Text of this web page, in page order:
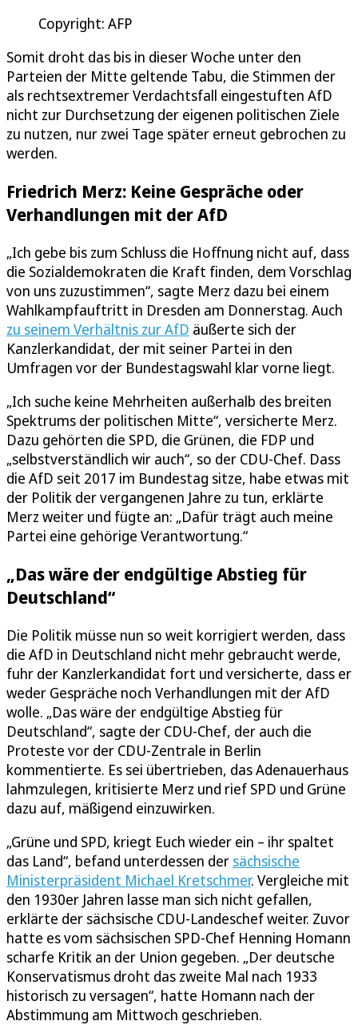
Copyright: AFP
Somit droht das bis in dieser Woche unter den
Parteien der Mitte geltende Tabu, die Stimmen der
als rechtsextremer Verdachtsfall eingestuften AfD
nicht zur Durchsetzung der eigenen politischen Ziele
zu nutzen, nur zwei Tage später erneut gebrochen zu
werden.
Friedrich Merz: Keine Gespräche oder
Verhandlungen mit der AfD
„Ich gebe bis zum Schluss die Hoffnung nicht auf, dass
die Sozialdemokraten die Kraft finden, dem Vorschlag
von uns zuzustimmen“, sagte Merz dazu bei einem
Wahlkampfauftritt in Dresden am Donnerstag. Auch
zu seinem Verhältnis zur AfD äußerte sich der
Kanzlerkandidat, der mit seiner Partei in den
Umfragen vor der Bundestagswahl klar vorne liegt.
„Ich suche keine Mehrheiten außerhalb des breiten
Spektrums der politischen Mitte“, versicherte Merz.
Dazu gehörten die SPD, die Grünen, die FDP und
„selbstverständlich wir auch“, so der CDU-Chef. Dass
die AfD seit 2017 im Bundestag sitze, habe etwas mit
der Politik der vergangenen Jahre zu tun, erklärte
Merz weiter und fügte an: „Dafür trägt auch meine
Partei eine gehörige Verantwortung.“
„Das wäre der endgültige Abstieg für
Deutschland“
Die Politik müsse nun so weit korrigiert werden, dass
die AfD in Deutschland nicht mehr gebraucht werde,
fuhr der Kanzlerkandidat fort und versicherte, dass er
weder Gespräche noch Verhandlungen mit der AfD
wolle. „Das wäre der endgültige Abstieg für
Deutschland“, sagte der CDU-Chef, der auch die
Proteste vor der CDU-Zentrale in Berlin
kommentierte. Es sei übertrieben, das Adenauerhaus
lahmzulegen, kritisierte Merz und rief SPD und Grüne
dazu auf, mäßigend einzuwirken.
„Grüne und SPD, kriegt Euch wieder ein – ihr spaltet
das Land“, befand unterdessen der sächsische
Ministerpräsident Michael Kretschmer. Vergleiche mit
den 1930er Jahren lasse man sich nicht gefallen,
erklärte der sächsische CDU-Landeschef weiter. Zuvor
hatte es vom sächsischen SPD-Chef Henning Homann
scharfe Kritik an der Union gegeben. „Der deutsche
Konservatismus droht das zweite Mal nach 1933
historisch zu versagen“, hatte Homann nach der
Abstimmung am Mittwoch geschrieben.